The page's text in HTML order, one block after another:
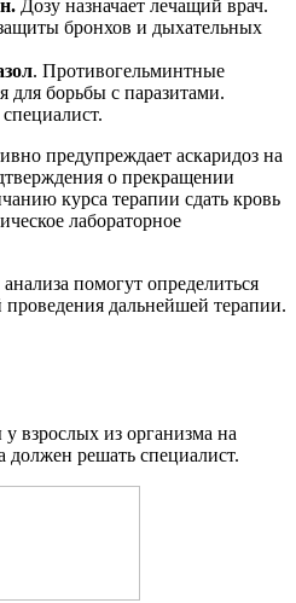
Дозу назначает лечащий врач.
бронхов и дыхательных
. Противогельминтные
для борьбы с паразитами.
предупреждает аскаридоз на
о прекращении
курса терапии сдать кровь
лабораторное
помогут определиться
дальнейшей терапии.
взрослых из организма на
должен решать специалист.